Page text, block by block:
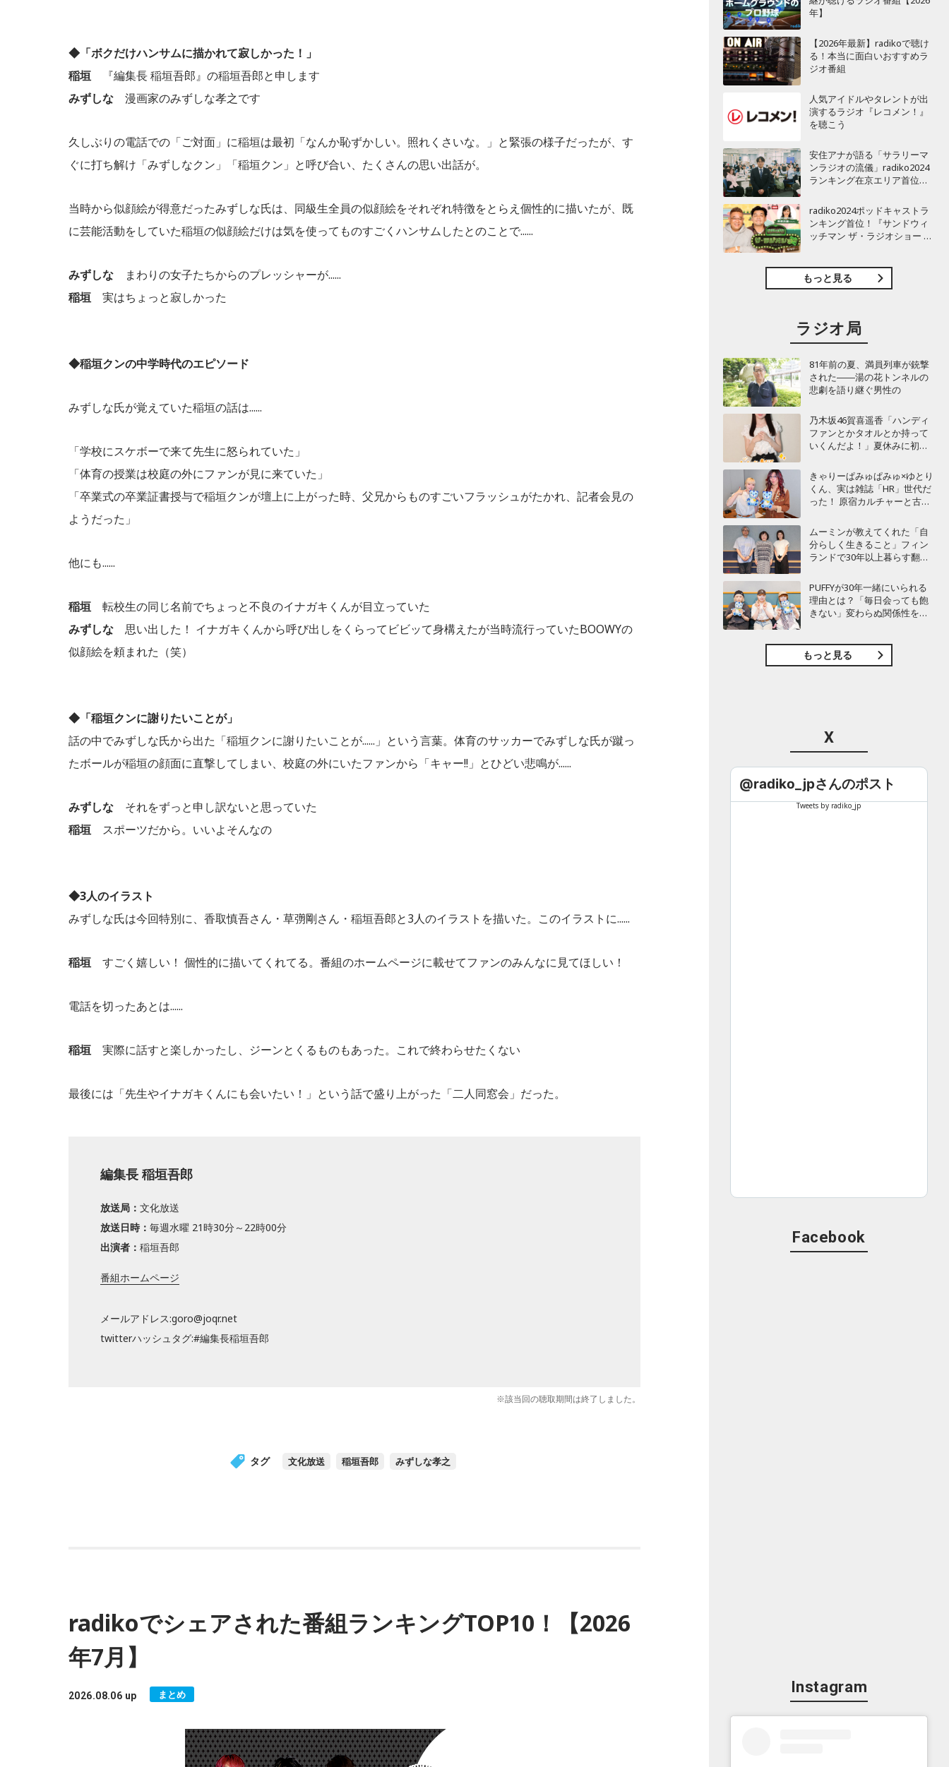
◆「ボクだけハンサムに描かれて寂しかった！」
稲垣 『編集長 稲垣吾郎』の稲垣吾郎と申します
みずしな 漫画家のみずしな孝之です
久しぶりの電話での「ご対面」に稲垣は最初「なんか恥ずかしい。照れくさいな。」と緊張の様子だったが、す
ぐに打ち解け「みずしなクン」「稲垣クン」と呼び合い、たくさんの思い出話が。
当時から似顔絵が得意だったみずしな氏は、同級生全員の似顔絵をそれぞれ特徴をとらえ個性的に描いたが、既
に芸能活動をしていた稲垣の似顔絵だけは気を使ってものすごくハンサムしたとのことで......
みずしな まわりの女子たちからのプレッシャーが......
稲垣 実はちょっと寂しかった
◆稲垣クンの中学時代のエピソード
みずしな氏が覚えていた稲垣の話は......
「学校にスケボーで来て先生に怒られていた」
「体育の授業は校庭の外にファンが見に来ていた」
「卒業式の卒業証書授与で稲垣クンが壇上に上がった時、父兄からものすごいフラッシュがたかれ、記者会見の
ようだった」
他にも......
稲垣 転校生の同じ名前でちょっと不良のイナガキくんが目立っていた
みずしな 思い出した！ イナガキくんから呼び出しをくらってビビッて身構えたが当時流行っていたBOOWYの
似顔絵を頼まれた（笑）
◆「稲垣クンに謝りたいことが」
話の中でみずしな氏から出た「稲垣クンに謝りたいことが......」という言葉。体育のサッカーでみずしな氏が蹴っ
たボールが稲垣の顔面に直撃してしまい、校庭の外にいたファンから「キャー!!」とひどい悲鳴が......
みずしな それをずっと申し訳ないと思っていた
稲垣 スポーツだから。いいよそんなの
◆3人のイラスト
みずしな氏は今回特別に、香取慎吾さん・草彅剛さん・稲垣吾郎と3人のイラストを描いた。このイラストに......
稲垣 すごく嬉しい！ 個性的に描いてくれてる。番組のホームページに載せてファンのみんなに見てほしい！
電話を切ったあとは......
稲垣 実際に話すと楽しかったし、ジーンとくるものもあった。これで終わらせたくない
最後には「先生やイナガキくんにも会いたい！」という話で盛り上がった「二人同窓会」だった。
編集長 稲垣吾郎
放送局： 文化放送
放送日時： 毎週水曜 21時30分～22時00分
出演者： 稲垣吾郎
番組ホームページ
メールアドレス:goro@joqr.net
twitterハッシュタグ:#編集長稲垣吾郎
※該当回の聴取期間は終了しました。
タグ 文化放送 稲垣吾郎 みずしな孝之
radikoでシェアされた番組ランキングTOP10！【2026
年7月】
2026.08.06 up まとめ
年】
【2026年最新】radikoで聴け
る！本当に面白いおすすめラ
ジオ番組
人気アイドルやタレントが出
演するラジオ『レコメン！』
を聴こう
安住アナが語る「サラリーマ
ンラジオの流儀」radiko2024
ランキング在京エリア首位
曜天国』インタビュー
radiko2024ポッドキャストラ
ンキング首位！『サンドウィ
ッチマン ザ・ラジオショー サ
もっと見る
ラジオ局
81年前の夏、満員列車が銃撃
された――湯の花トンネルの
悲劇を語り継ぐ男性の
乃木坂46賀喜遥香「ハンディ
ファンとかタオルとか持って
いくんだよ！」夏休みに初め
力アドバイス！
きゃりーぱみゅぱみゅ×ゆとり
くん、実は雑誌「HR」世代だ
った！ 原宿カルチャーと古着
ムーミンが教えてくれた「自
分らしく生きること」フィン
ランドで30年以上暮らす翻訳
ント
PUFFYが30年一緒にいられる
理由とは？「毎日会っても飽
きない」変わらぬ関係性を語
もっと見る
X
@radiko_jpさんのポスト
Tweets by radiko_jp
Facebook
Instagram